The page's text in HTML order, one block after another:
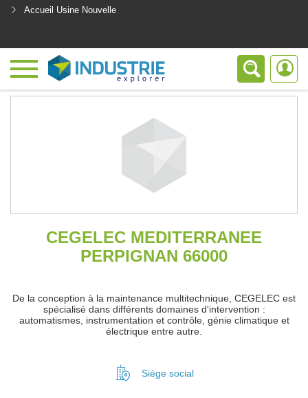
Accueil Usine Nouvelle
CEGELEC MEDITERRANEE
PERPIGNAN 66000
De la conception à la maintenance multitechnique, CEGELEC est
spécialisé dans différents domaines d'intervention :
automatismes, instrumentation et contrôle, génie climatique et
électrique entre autre.
Siège social